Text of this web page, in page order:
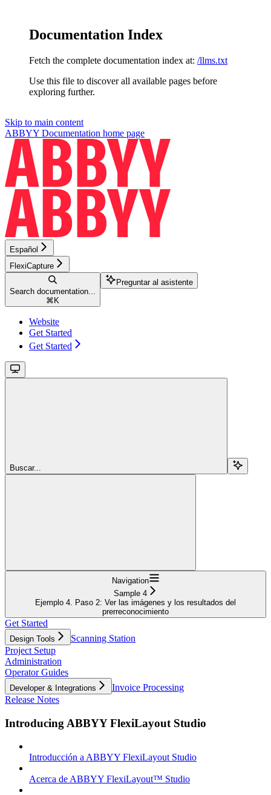
Documentation Index
Fetch the complete documentation index at: /llms.txt
Use this file to discover all available pages before
exploring further.
Skip to main content
ABBYY Documentation home page
Español
FlexiCapture
Search documentation...
⌘ K
Preguntar al asistente
Website
Get Started
Get Started
Buscar...
Navigation
Sample 4
Ejemplo 4. Paso 2: Ver las imágenes y los resultados del
prerreconocimiento
Get Started
Design Tools
Scanning Station
Project Setup
Administration
Operator Guides
Developer & Integrations
Invoice Processing
Release Notes
Introducing ABBYY FlexiLayout Studio
Introducción a ABBYY FlexiLayout Studio
Acerca de ABBYY FlexiLayout™ Studio